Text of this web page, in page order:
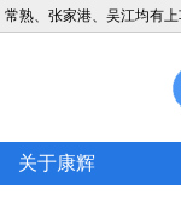
常熟、张家港、吴江均有上
关于康辉